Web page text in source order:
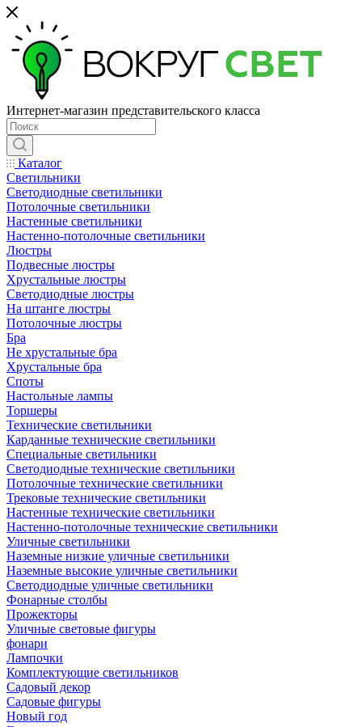
Интернет-магазин представительского класса
Каталог
Светильники
Светодиодные светильники
Потолочные светильники
Настенные светильники
Настенно-потолочные светильники
Люстры
Подвесные люстры
Хрустальные люстры
Светодиодные люстры
На штанге люстры
Потолочные люстры
Бра
Не хрустальные бра
Хрустальные бра
Споты
Настольные лампы
Торшеры
Технические светильники
Карданные технические светильники
Специальные светильники
Светодиодные технические светильники
Потолочные технические светильники
Трековые технические светильники
Настенные технические светильники
Настенно-потолочные технические светильники
Уличные светильники
Наземные низкие уличные светильники
Наземные высокие уличные светильники
Светодиодные уличные светильники
Фонарные столбы
Прожекторы
Уличные световые фигуры
фонари
Лампочки
Комплектующие светильников
Садовый декор
Садовые фигуры
Новый год